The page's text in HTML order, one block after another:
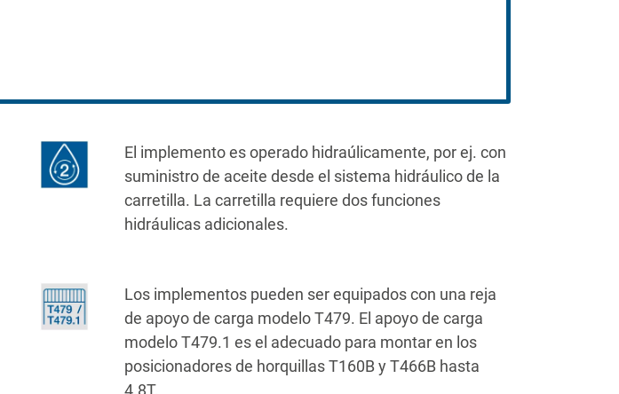
El implemento es operado hidraúlicamente, por ej. con
suministro de aceite desde el sistema hidráulico de la
carretilla. La carretilla requiere dos funciones
hidráulicas adicionales.
Los implementos pueden ser equipados con una reja
de apoyo de carga modelo T479. El apoyo de carga
modelo T479.1 es el adecuado para montar en los
posicionadores de horquillas T160B y T466B hasta
4.8T.